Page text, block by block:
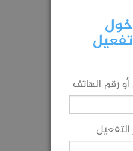
أو رقم الهاتف